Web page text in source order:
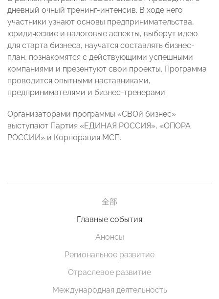
дневный очный тренинг-интенсив. В ходе него
участники узнают основы предпринимательства,
юридические и налоговые аспекты, выберут идею
для старта бизнеса, научатся составлять бизнес-
план, познакомятся с действующими успешными
компаниями и презентуют свои проекты. Программа
проводится опытными наставниками,
предпринимателями и бизнес-тренерами.
Организаторами программы «СВОй бизнес»
выступают Партия «ЕДИНАЯ РОССИЯ», «ОПОРА
РОССИИ» и Корпорация МСП.
全部
Главные события
Анонсы
Региональное развитие
Отраслевое развитие
Международная деятельность